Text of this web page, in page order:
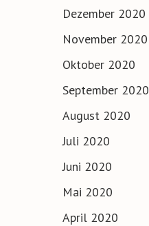
Dezember 2020
November 2020
Oktober 2020
September 2020
August 2020
Juli 2020
Juni 2020
Mai 2020
April 2020